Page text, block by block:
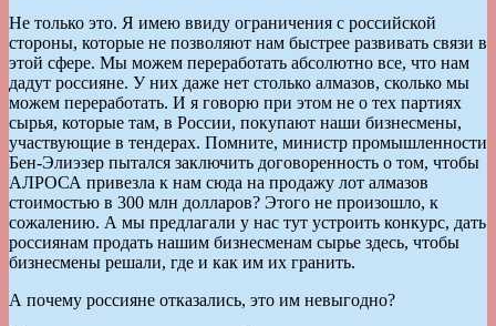
Не только это. Я имею ввиду ограничения с российской
стороны, которые не позволяют нам быстрее развивать связи в
этой сфере. Мы можем переработать абсолютно все, что нам
дадут россияне. У них даже нет столько алмазов, сколько мы
можем переработать. И я говорю при этом не о тех партиях
сырья, которые там, в России, покупают наши бизнесмены,
участвующие в тендерах. Помните, министр промышленности
Бен-Элиэзер пытался заключить договоренность о том, чтобы
АЛРОСА привезла к нам сюда на продажу лот алмазов
стоимостью в 300 млн долларов? Этого не произошло, к
сожалению. А мы предлагали у нас тут устроить конкурс, дать
россиянам продать нашим бизнесменам сырье здесь, чтобы
бизнесмены решали, где и как им их гранить.
А почему россияне отказались, это им невыгодно?